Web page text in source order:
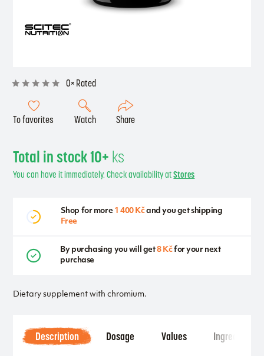
0× Rated
To favorites Watch Share
Dietary supplement with chromium.
Total in stock 10+ ks
You can have it immediately. Check availability atStores
Shop for more 1 400 Kčand you get shipping
Free
By purchasing you will get8 Kčfor your next
purchase
Description Dosage Values Ingredients